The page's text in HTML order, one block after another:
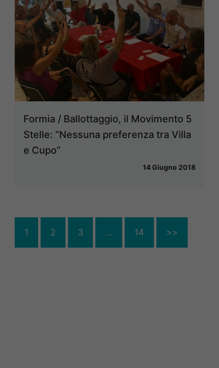
Formia / Ballottaggio, il Movimento 5
Stelle: “Nessuna preferenza tra Villa
e Cupo”
14 Giugno 2018
1 2 3 … 14 >>